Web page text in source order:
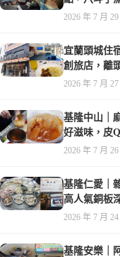
值得走訪
2026 年 7 月 29
宜蘭頭城住
創旅店，離
夜，親子遊
2026 年 7 月 27
基隆中山｜
好滋味，皮
2026 年 7 月 26
基隆仁愛｜
高人氣銅板
2026 年 7 月 24
基隆安樂｜